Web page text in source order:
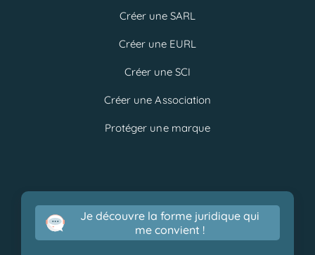
Créer une SARL
Créer une EURL
Créer une SCI
Créer une Association
Protéger une marque
Je découvre la forme juridique qui
me convient !